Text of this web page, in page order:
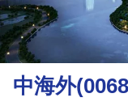
樓
理
財
中海外